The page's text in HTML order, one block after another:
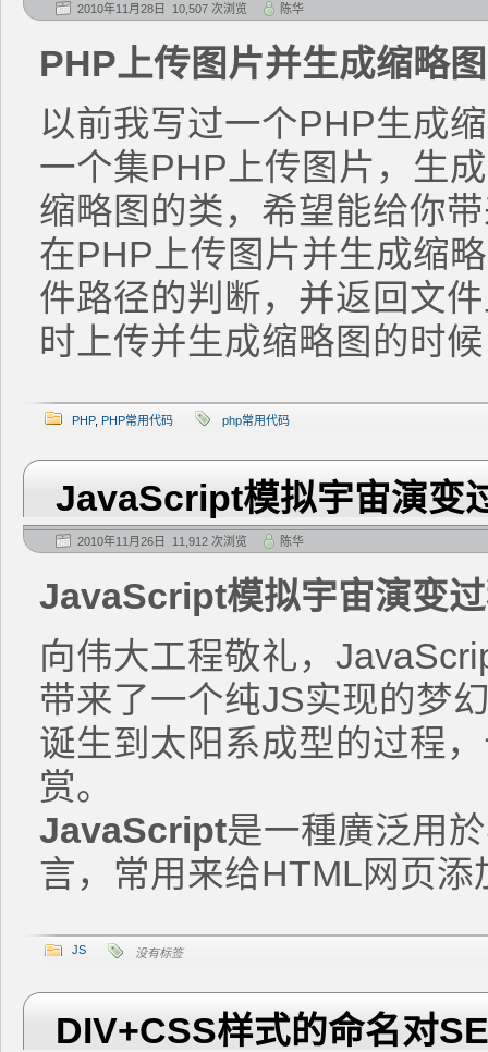
2010年11月28日 10,507 次浏览 陈华
PHP上传图片并生成缩略
以前我写过一个PHP生成
一个集PHP上传图片，生
缩略图的类，希望能给你
在PHP上传图片并生成缩
件路径的判断，并返回文
时上传并生成缩略图的时
PHP, PHP常用代码 php常用代码
JavaScript模拟宇宙演变
2010年11月26日 11,912 次浏览 陈华
JavaScript模拟宇宙演变
向伟大工程敬礼，
带来了一个纯JS实现的梦
诞生到太阳系成型的过程
赏。
JavaScript是一種廣泛用
言，常用来给HTML网页
JS 没有标签
DIV+CSS样式的命名对